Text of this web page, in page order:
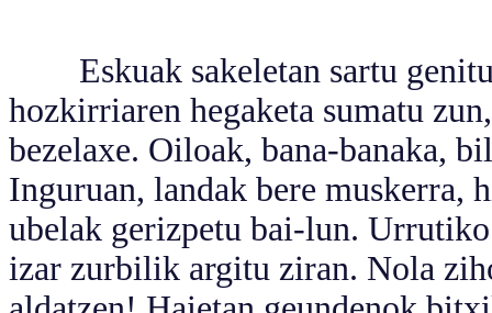
Eskuak sakeletan sartu
hozkirriaren hegaketa sumatu
bezelaxe. Oiloak, bana-banaka,
Inguruan, landak bere muskerra,
ubelak gerizpetu bai-lun.
izar zurbilik argitu ziran. Nola